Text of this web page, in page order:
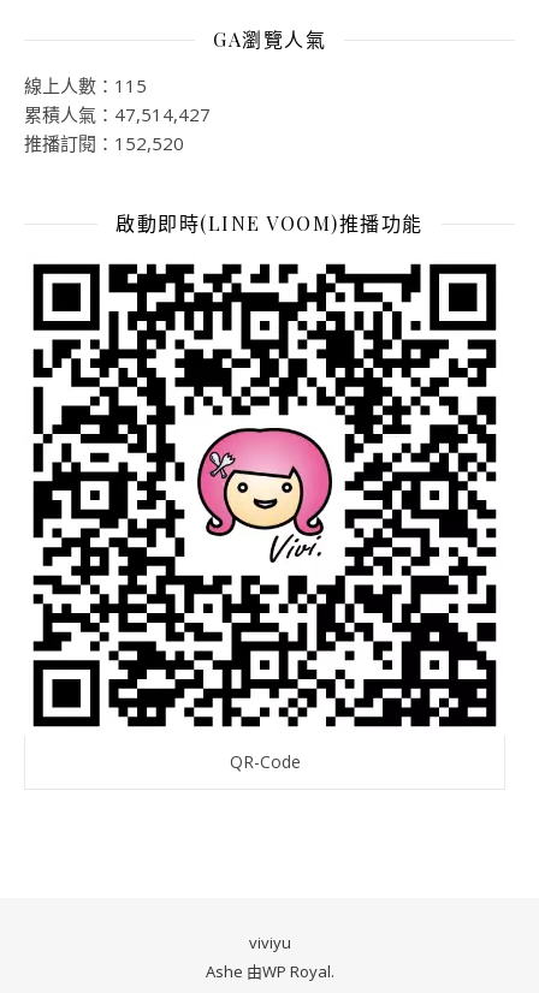
GA瀏覽人氣
線上人數：115
累積人氣：47,514,427
推播訂閱：152,520
啟動即時(LINE VOOM)推播功能
QR-Code
viviyu
Ashe 由WP Royal.